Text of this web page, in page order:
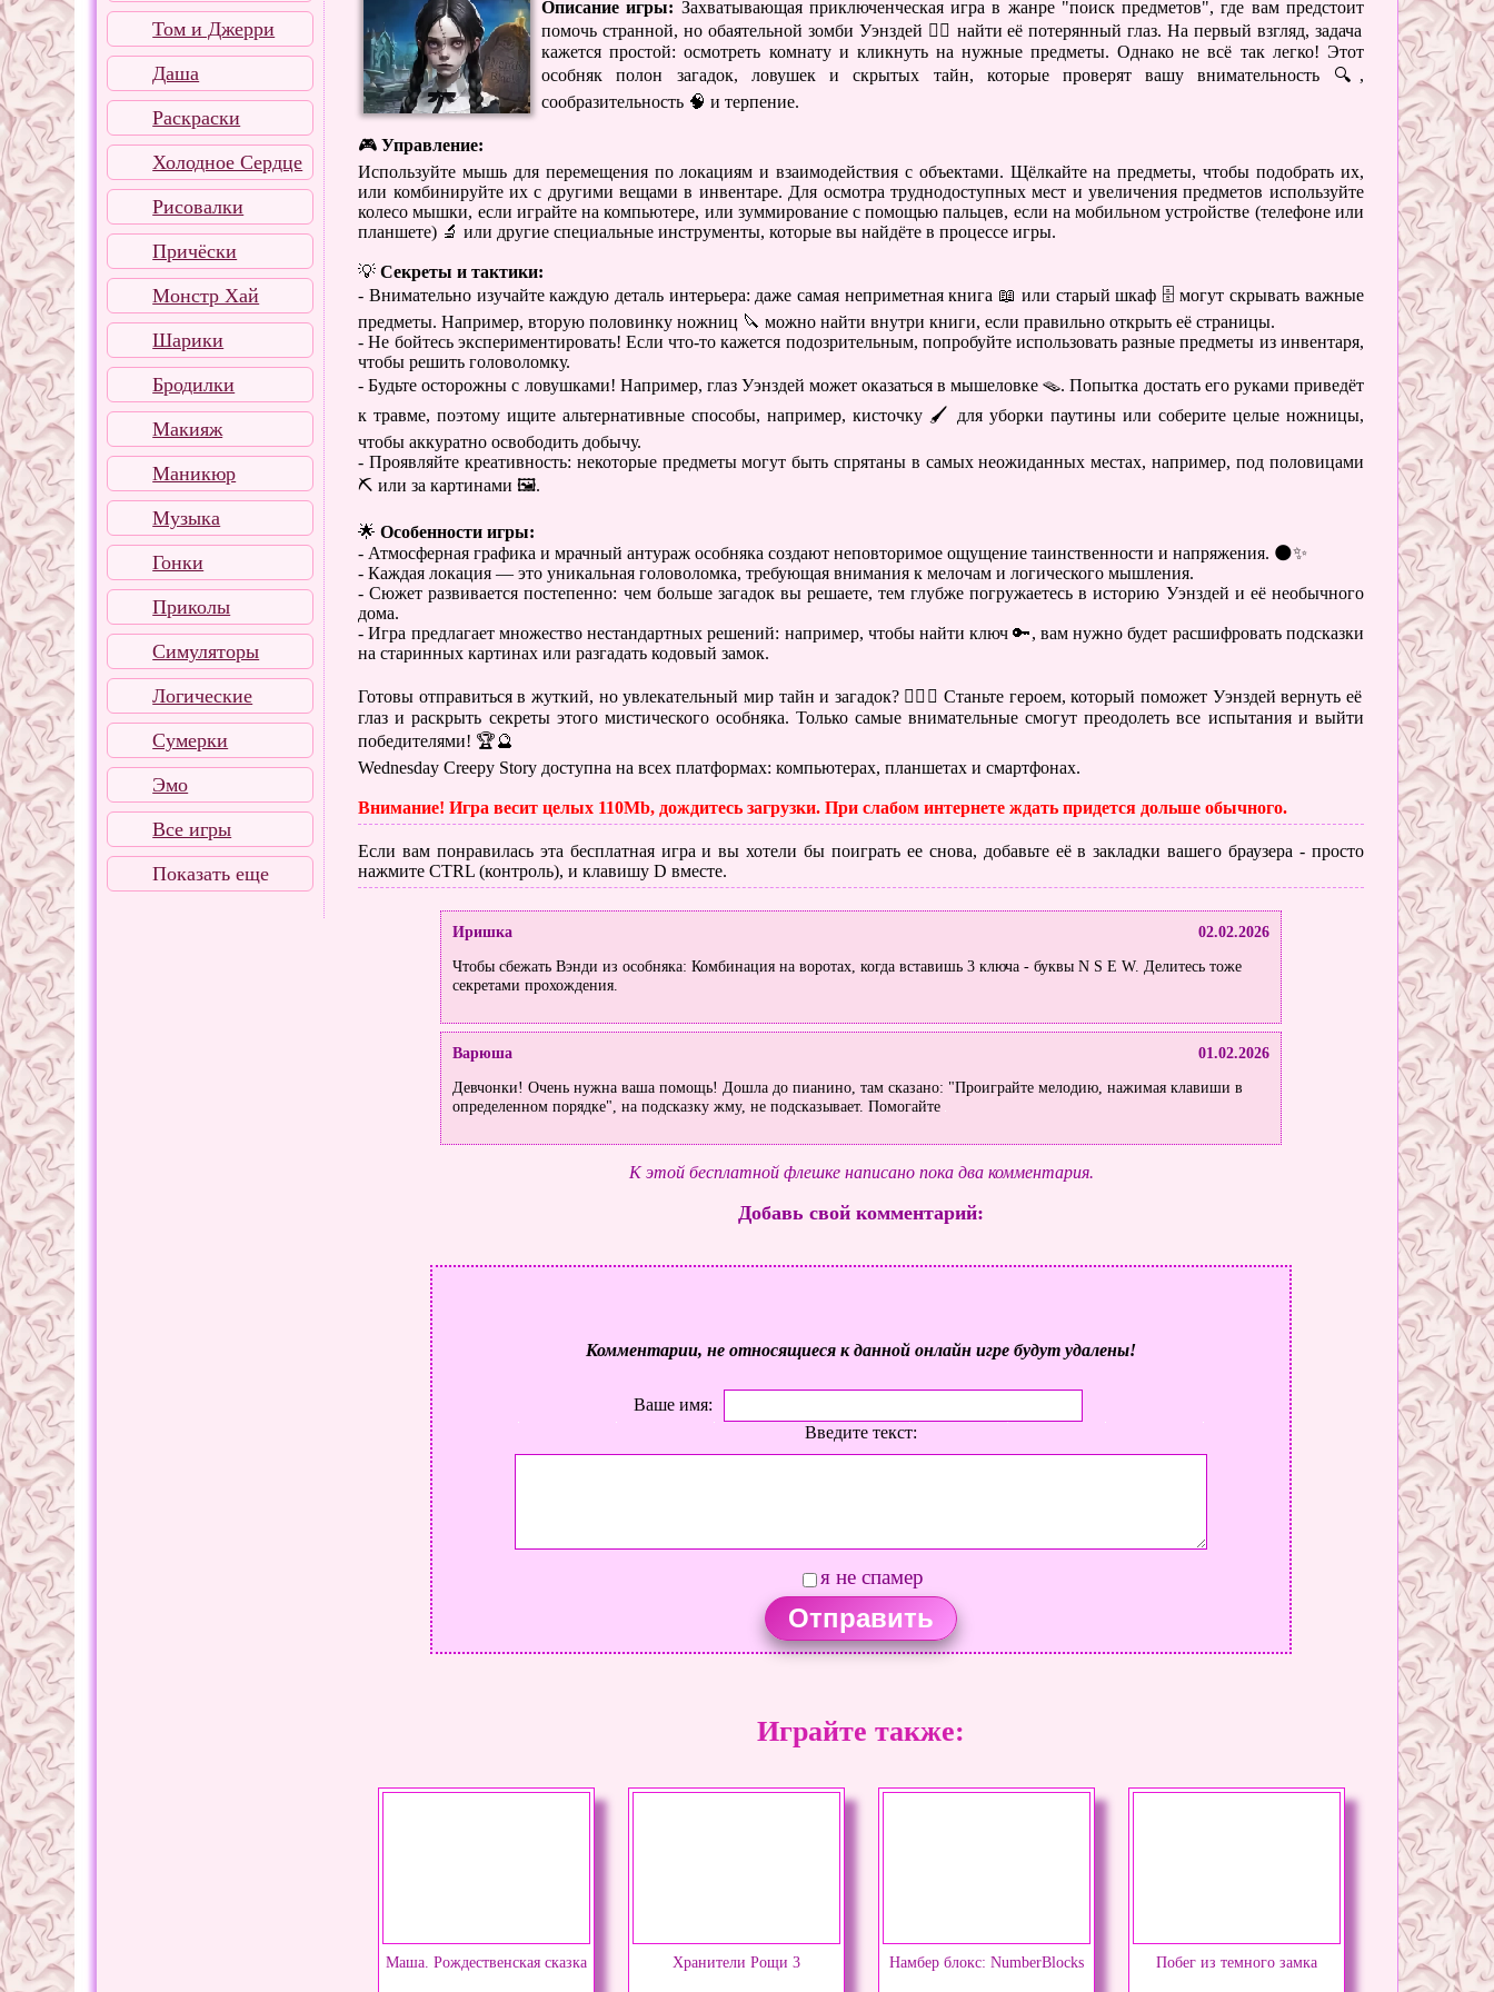
Том и Джерри
Даша
Раскраски
Холодное Сердце
Рисовалки
Причёски
Монстр Хай
Шарики
Бродилки
Макияж
Маникюр
Музыка
Гонки
Приколы
Симуляторы
Логические
Сумерки
Эмо
Все игры
Показать еще
Описание игры: Захватывающая приключенческая игра в жанре "поиск предметов", где вам предстоит
помочь странной, но обаятельной зомби Уэнздей 🧟‍♀️ найти её потерянный глаз. На первый взгляд, задача
кажется простой: осмотреть комнату и кликнуть на нужные предметы. Однако не всё так легко! Этот
особняк полон загадок, ловушек и скрытых тайн, которые проверят вашу внимательность 🔍,
сообразительность 🧠 и терпение.
🎮Управление:
Используйте мышь для перемещения по локациям и взаимодействия с объектами. Щёлкайте на предметы, чтобы подобрать их,
или комбинируйте их с другими вещами в инвентаре. Для осмотра труднодоступных мест и увеличения предметов используйте
колесо мышки, если играйте на компьютере, или зуммирование с помощью пальцев, если на мобильном устройстве (телефоне или
планшете) 🔬 или другие специальные инструменты, которые вы найдёте в процессе игры.
💡Секреты и тактики:
- Внимательно изучайте каждую деталь интерьера: даже самая неприметная книга 📖 или старый шкаф 🗄️ могут скрывать важные
предметы. Например, вторую половинку ножниц 🔪 можно найти внутри книги, если правильно открыть её страницы.
- Не бойтесь экспериментировать! Если что-то кажется подозрительным, попробуйте использовать разные предметы из инвентаря,
чтобы решить головоломку.
- Будьте осторожны с ловушками! Например, глаз Уэнздей может оказаться в мышеловке 🪤. Попытка достать его руками приведёт
к травме, поэтому ищите альтернативные способы, например, кисточку 🖌️ для уборки паутины или соберите целые ножницы,
чтобы аккуратно освободить добычу.
- Проявляйте креативность: некоторые предметы могут быть спрятаны в самых неожиданных местах, например, под половицами
⛏️ или за картинами 🖼️.
🌟Особенности игры:
- Атмосферная графика и мрачный антураж особняка создают неповторимое ощущение таинственности и напряжения. 🌑✨
- Каждая локация — это уникальная головоломка, требующая внимания к мелочам и логического мышления.
- Сюжет развивается постепенно: чем больше загадок вы решаете, тем глубже погружаетесь в историю Уэнздей и её необычного
дома.
- Игра предлагает множество нестандартных решений: например, чтобы найти ключ 🔑, вам нужно будет расшифровать подсказки
на старинных картинах или разгадать кодовый замок.
Готовы отправиться в жуткий, но увлекательный мир тайн и загадок? 🕵️‍♀️👻 Станьте героем, который поможет Уэнздей вернуть её
глаз и раскрыть секреты этого мистического особняка. Только самые внимательные смогут преодолеть все испытания и выйти
победителями! 🏆🔮
Wednesday Creepy Story доступна на всех платформах: компьютерах, планшетах и смартфонах.
Внимание! Игра весит целых 110Mb, дождитесь загрузки. При слабом интернете ждать придется дольше обычного.
Если вам понравилась эта бесплатная игра и вы хотели бы поиграть ее снова, добавьте её в закладки вашего браузера - просто
нажмите CTRL (контроль), и клавишу D вместе.
Иришка
02.02.2026
Чтобы сбежать Вэнди из особняка: Комбинация на воротах, когда вставишь 3 ключа - буквы N S E W. Делитесь тоже
секретами прохождения.
Варюша
01.02.2026
Девчонки! Очень нужна ваша помощь! Дошла до пианино, там сказано: "Проиграйте мелодию, нажимая клавиши в
определенном порядке", на подсказку жму, не подсказывает. Помогайте
К этой бесплатной флешке написано пока два комментария.
Добавь свой комментарий:
Комментарии, не относящиеся к данной онлайн игре будут удалены!
Ваше имя:
Введите текст:
я не спамер
Играйте также:
Маша. Рождественская сказка Хранители Рощи 3 Намбер блокс: NumberBlocks Побег из темного замка